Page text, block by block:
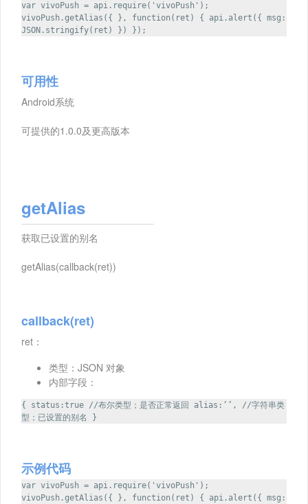
var vivoPush = api.require('vivoPush');
vivoPush.getAlias({ }, function(ret) { api.alert({ msg:
JSON.stringify(ret) }) });
可用性
Android系统
可提供的1.0.0及更高版本
getAlias
获取已设置的别名
getAlias(callback(ret))
callback(ret)
ret：
类型：JSON 对象
内部字段：
{ status:true //布尔类型；是否正常返回 alias:‘’, //字符串类
型；已设置的别名 }
示例代码
var vivoPush = api.require('vivoPush');
vivoPush.getAlias({ }, function(ret) { api.alert({ msg: